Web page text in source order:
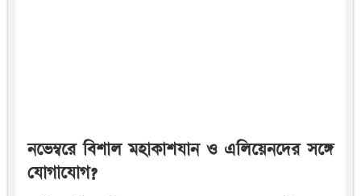
নভেম্বরে বিশাল মহাকাশযান ও এলিয়েনদের সঙ্গে
যোগাযোগ?